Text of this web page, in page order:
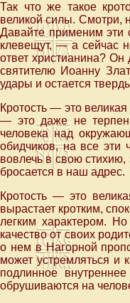
Так что же такое
великой силы. Смотри,
Давайте применим эти
клевещут, — а сейчас
ответ христианина?
святителю Иоанну
удары и остается
Кротость — это
— это даже не
человека над
обидчиков, на все эти
вовлечь в свою стихию,
бросается в наш адрес.
Кротость — это
вырастает кротким,
легким характером.
качество от своих
о нем в Нагорной
может устремляться и
подлинное
обрушиваются на